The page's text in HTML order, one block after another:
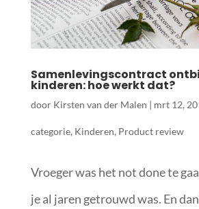
Samenlevingscontract
kinderen: hoe werkt dat?
door Kirsten van der Malen | mrt 12,
categorie, Kinderen, Product review
Vroeger was het not done te
je al jaren getrouwd was. En